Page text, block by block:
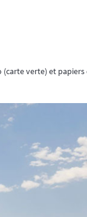
verte) et papiers